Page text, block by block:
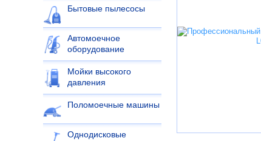
Бытовые пылесосы
Автомоечное
оборудование
Мойки высокого
давления
Поломоечные машины
Однодисковые